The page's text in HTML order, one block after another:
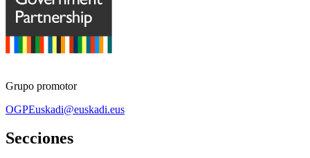
Grupo promotor
OGPEuskadi@euskadi.eus
Secciones